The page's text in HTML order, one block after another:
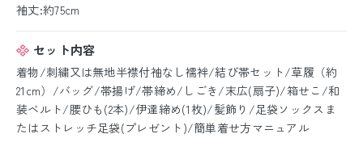
袖丈:約75cm
セット内容
着物/刺繍又は無地半襟付袖なし襦袢/結び帯セット/草履（約
21cm）/バッグ/帯揚げ/帯締め/しごき/末広(扇子)/箱せこ/和
装ベルト/腰ひも(2本)/伊達締め(1枚)/髪飾り/足袋ソックスま
たはストレッチ足袋(プレゼント)/簡単着せ方マニュアル